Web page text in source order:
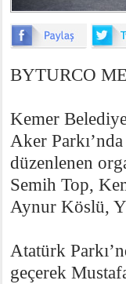
BYTURCO
Kemer
Aker
düzenlenen
Semih Top,
Aynur Köslü,
Atatürk
geçerek